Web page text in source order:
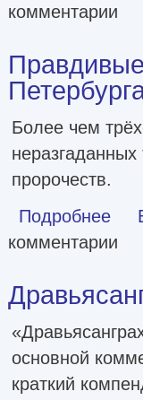
комментарии
Более чем
пророчеств.
Подробнее о
комментарии
основной
краткий